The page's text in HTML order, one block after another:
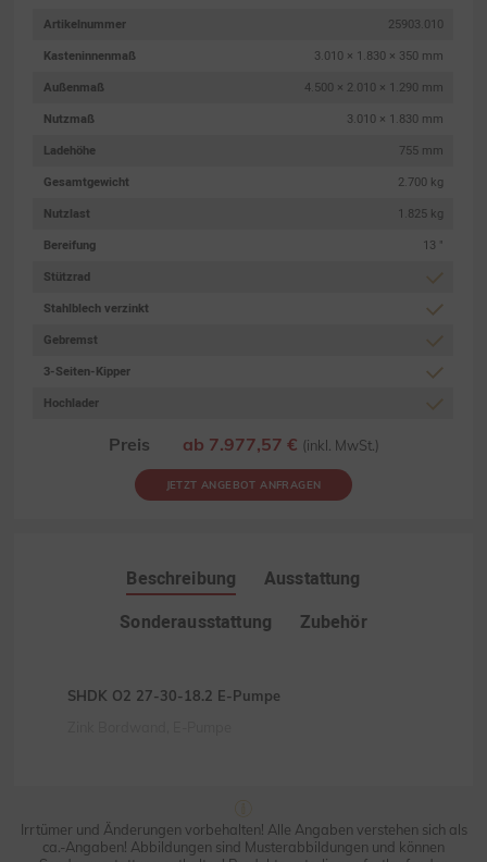
Artikelnummer
25903.010
Kasteninnenmaß
3.010 × 1.830 × 350 mm
Außenmaß
4.500 × 2.010 × 1.290 mm
Nutzmaß
3.010 × 1.830 mm
Ladehöhe
755 mm
Gesamtgewicht
2.700 kg
Nutzlast
1.825 kg
Bereifung
13 "
Stützrad
Stahlblech verzinkt
Gebremst
3-Seiten-Kipper
Hochlader
Preis ab 7.977,57 € (inkl. MwSt.)
JETZT ANGEBOT ANFRAGEN
Beschreibung
Ausstattung
Sonderausstattung
Zubehör
SHDK O2 27-30-18.2 E-Pumpe
Irrtümer und Änderungen vorbehalten! Alle Angaben verstehen sich als
ca.-Angaben! Abbildungen sind Musterabbildungen und können